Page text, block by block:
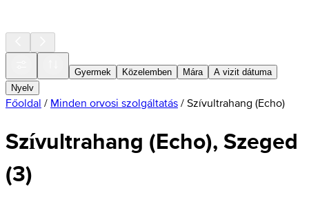
Gyermek Közelemben Mára
A vizit dátuma
Nyelv
Főoldal / Minden orvosi szolgáltatás / Szívultrahang (Echo)
Szívultrahang (Echo), Szeged
(3)